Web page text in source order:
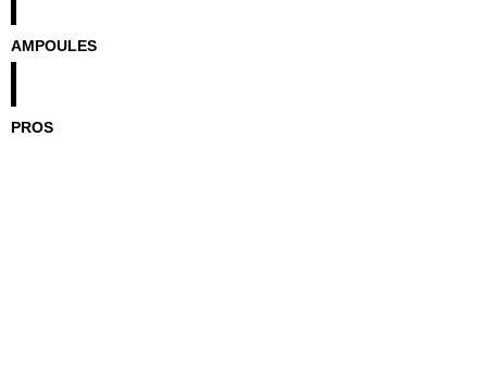
AMPOULES
PROS